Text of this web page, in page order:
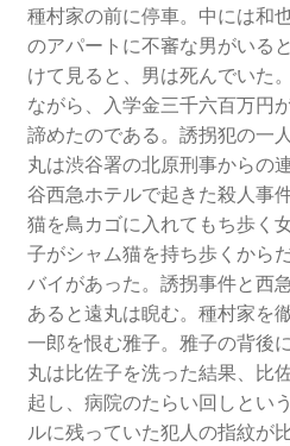
種村家の前に停車。中には和
のアパートに不審な男がいる
けて見ると、男は死んでいた
ながら、入学金三千六百万円
諦めたのである。誘拐犯の一
丸は渋谷署の北原刑事からの
谷西急ホテルで起きた殺人事
猫を鳥カゴに入れてもち歩く
子がシャム猫を持ち歩くから
バイがあった。誘拐事件と西
あると遠丸は睨む。種村家を
一郎を恨む雅子。雅子の背後
丸は比佐子を洗った結果、比
起し、病院のたらい回しとい
ルに残っていた犯人の指紋が